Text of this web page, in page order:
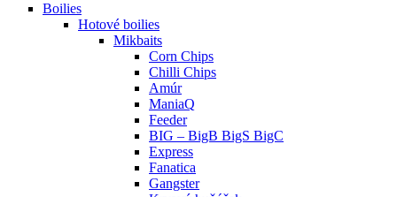
Boilies
Hotové boilies
Mikbaits
Corn Chips
Chilli Chips
Amúr
ManiaQ
Feeder
BIG – BigB BigS BigC
Express
Fanatica
Gangster